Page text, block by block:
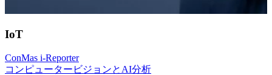
IoT
ConMas i-Reporter
コンピュータービジョンとAI分析